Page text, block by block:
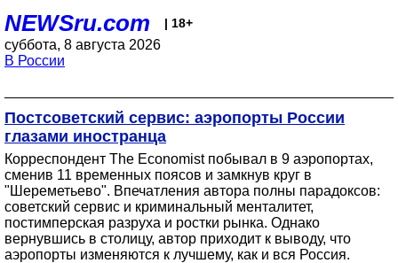
NEWSru.com | 18+
суббота, 8 августа 2026
В России
Постсоветский сервис: аэропорты России
глазами иностранца
Корреспондент The Economist побывал в 9 аэропортах,
сменив 11 временных поясов и замкнув круг в
"Шереметьево". Впечатления автора полны парадоксов:
советский сервис и криминальный менталитет,
постимперская разруха и ростки рынка. Однако
вернувшись в столицу, автор приходит к выводу, что
аэропорты изменяются к лучшему, как и вся Россия.